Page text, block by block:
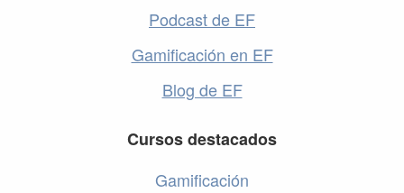
Podcast de EF
Gamificación en EF
Blog de EF
Cursos destacados
Gamificación